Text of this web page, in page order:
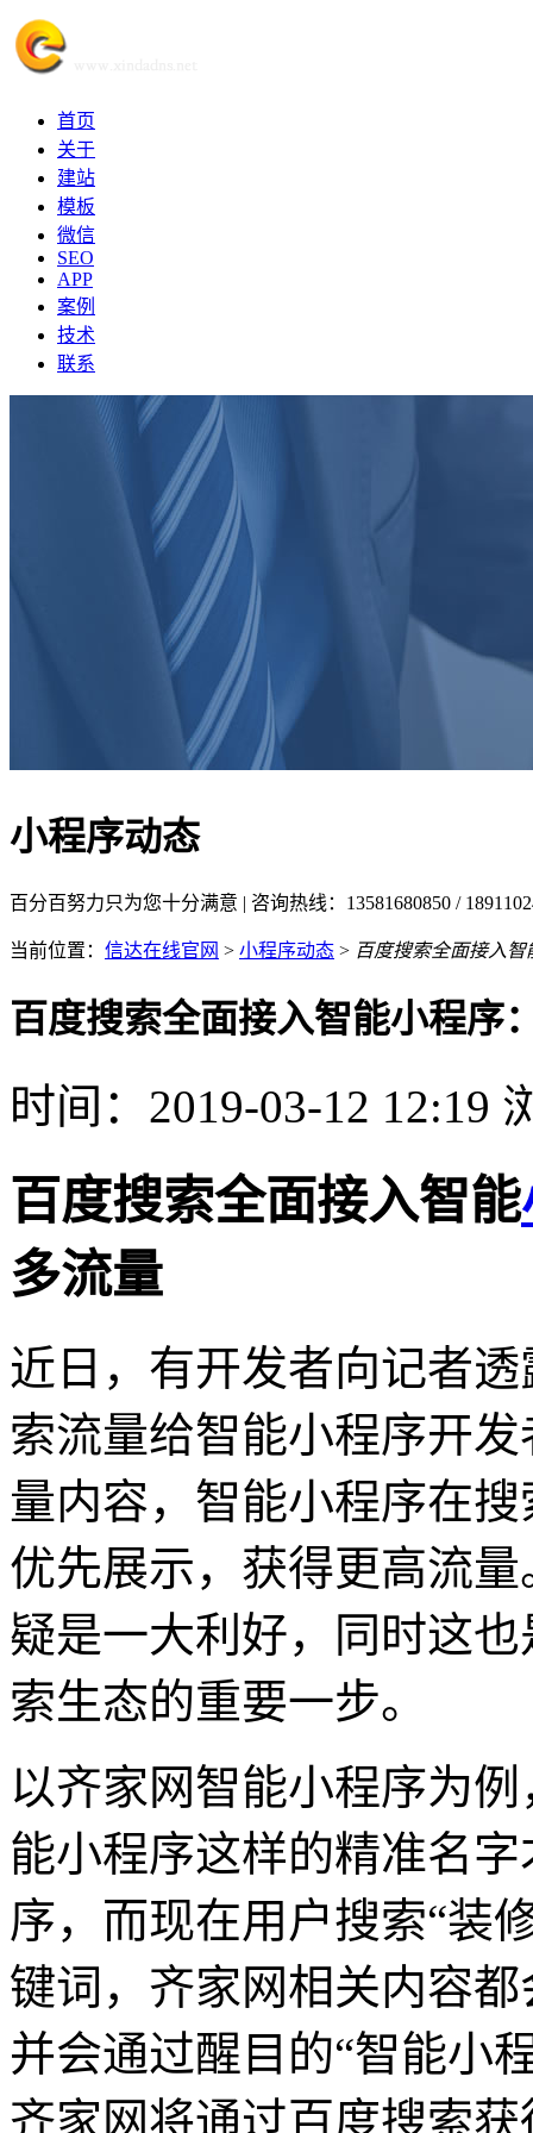
首页
关于
建站
模板
微信
SEO
APP
案例
技术
联系
小程序动态
百分百努力只为您十分满意 | 咨询热线：13581680850 /
当前位置： 信达在线官网 > 小程序动态 > 百度搜索全面接入
百度搜索全面接入智能小程序
时间：2019-03-12 12:19
百度搜索全面接入智能
多流量
近日，有开发者向记者
索流量给智能小程序开
量内容，智能小程序在
优先展示，获得更高流
疑是一大利好，同时这
索生态的重要一步。
以齐家网智能小程序为
能小程序这样的精准名
序，而现在用户搜索“装
键词，齐家网相关内容
并会通过醒目的“智能小
齐家网将通过百度搜索